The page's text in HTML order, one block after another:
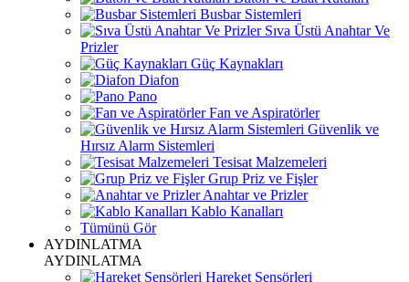
Busbar Sistemleri
Sıva Üstü Anahtar Ve
Prizler
Güç Kaynakları
Diafon
Pano
Fan ve Aspiratörler
Güvenlik ve
Hırsız Alarm Sistemleri
Tesisat Malzemeleri
Grup Priz ve Fişler
Anahtar ve Prizler
Kablo Kanalları
Tümünü Gör
AYDINLATMA
AYDINLATMA
Hareket Sensörleri